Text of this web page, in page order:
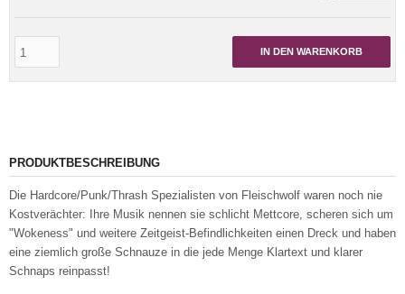
IN DEN WARENKORB
PRODUKTBESCHREIBUNG
Die Hardcore/Punk/Thrash Spezialisten von Fleischwolf waren noch nie
Kostverächter: Ihre Musik nennen sie schlicht Mettcore, scheren sich um
"Wokeness" und weitere Zeitgeist-Befindlichkeiten einen Dreck und haben
eine ziemlich große Schnauze in die jede Menge Klartext und klarer
Schnaps reinpasst!